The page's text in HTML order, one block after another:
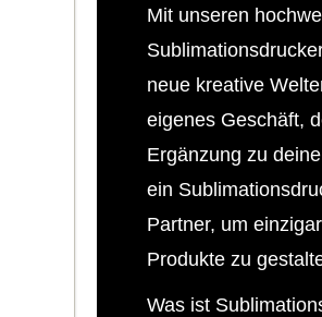
Mit unseren
neue kreative
eigenes Geschäft,
Ergänzung zu
ein
Partner, um
Produkte zu
Was ist